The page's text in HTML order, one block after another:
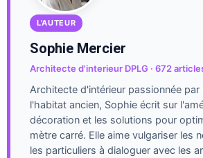
L'AUTEUR
Sophie Mercier
Architecte d'interieur DPLG · 672
Architecte d'intérieur passionnée par
l'habitat ancien, Sophie écrit sur
décoration et les solutions pour
mètre carré. Elle aime vulgariser les
les particuliers à dialoguer avec les